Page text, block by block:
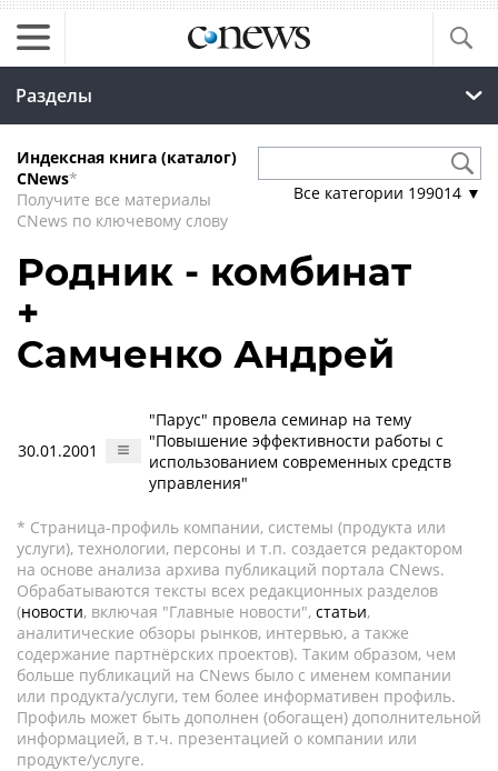
Разделы
Индексная книга (каталог)
CNews*
Получите все материалы
CNews по ключевому слову
Все категории 199014 ▼
Родник - комбинат
+
Самченко Андрей
30.01.2001
"Парус" провела семинар на тему
"Повышение эффективности работы с
использованием современных средств
управления"
* Страница-профиль компании, системы (продукта или
услуги), технологии, персоны и т.п. создается редактором
на основе анализа архива публикаций портала CNews.
Обрабатываются тексты всех редакционных разделов
(новости, включая "Главные новости", статьи,
аналитические обзоры рынков, интервью, а также
содержание партнёрских проектов). Таким образом, чем
больше публикаций на CNews было с именем компании
или продукта/услуги, тем более информативен профиль.
Профиль может быть дополнен (обогащен) дополнительной
информацией, в т.ч. презентацией о компании или
продукте/услуге.